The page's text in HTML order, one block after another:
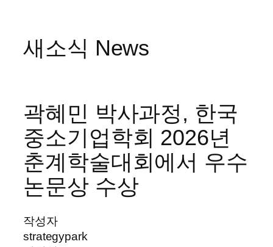
새소식 News
곽혜민 박사과정, 한국
중소기업학회 2026년
춘계학술대회에서 우수
논문상 수상
작성자
strategypark